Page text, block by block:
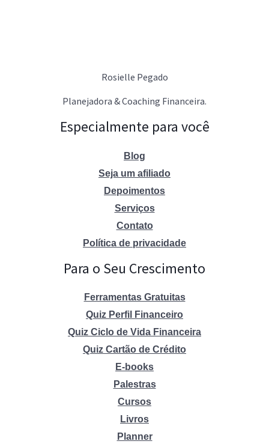
Rosielle Pegado
Planejadora & Coaching Financeira.
Especialmente para você
Blog
Seja um afiliado
Depoimentos
Serviços
Contato
Política de privacidade
Para o Seu Crescimento
Ferramentas Gratuitas
Quiz Perfil Financeiro
Quiz Ciclo de Vida Financeira
Quiz Cartão de Crédito
E-books
Palestras
Cursos
Livros
Planner